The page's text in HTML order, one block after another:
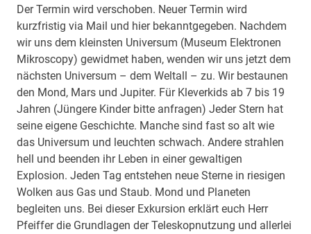
Der Termin wird verschoben. Neuer Termin wird
kurzfristig via Mail und hier bekanntgegeben. Nachdem
wir uns dem kleinsten Universum (Museum Elektronen
Mikroscopy) gewidmet haben, wenden wir uns jetzt dem
nächsten Universum – dem Weltall – zu. Wir bestaunen
den Mond, Mars und Jupiter. Für Kleverkids ab 7 bis 19
Jahren (Jüngere Kinder bitte anfragen) Jeder Stern hat
seine eigene Geschichte. Manche sind fast so alt wie
das Universum und leuchten schwach. Andere strahlen
hell und beenden ihr Leben in einer gewaltigen
Explosion. Jeden Tag entstehen neue Sterne in riesigen
Wolken aus Gas und Staub. Mond und Planeten
begleiten uns. Bei dieser Exkursion erklärt euch Herr
Pfeiffer die Grundlagen der Teleskopnutzung und allerlei